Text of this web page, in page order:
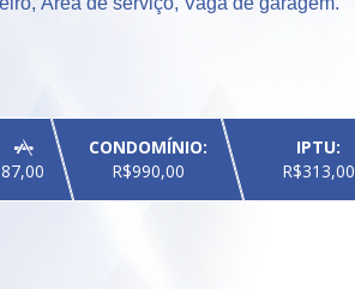

87,00
CONDOMÍNIO:
R$990,00
IPTU:
R$313,00